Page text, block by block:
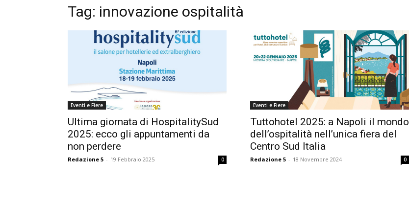
Tag: innovazione ospitalità
Eventi e Fiere
Ultima giornata di HospitalitySud
2025: ecco gli appuntamenti da
non perdere
Redazione 5 - 19 Febbraio 2025 0
Eventi e Fiere
Tuttohotel 2025: a Napoli il mondo
dell’ospitalità nell’unica fiera del
Centro Sud Italia
Redazione 5 - 18 Novembre 2024 0